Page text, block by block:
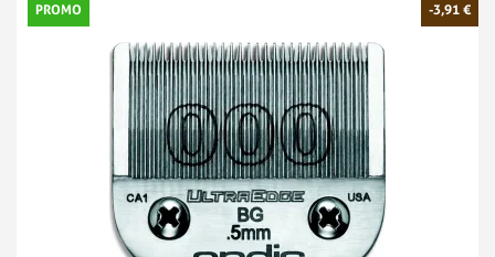
PROMO -3,91 €